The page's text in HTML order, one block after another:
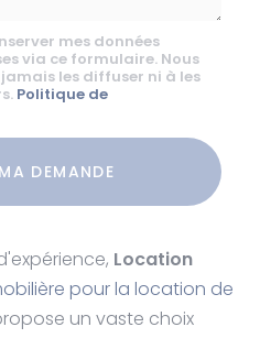
mes données
via ce formulaire. Nous
les diffuser ni à les
Politique de
DEMANDE
Location
pour la location de
un vaste choix